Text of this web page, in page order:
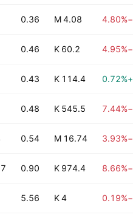
−4.80%
4.08 M
0.36
−4.95%
60.2 K
0.46
+0.72%
114.4 K
0.43
−7.44%
545.5 K
0.48
−3.93%
16.74 M
0.54
−8.66%
974.4 K
0.90
−0.19%
4 K
5.56